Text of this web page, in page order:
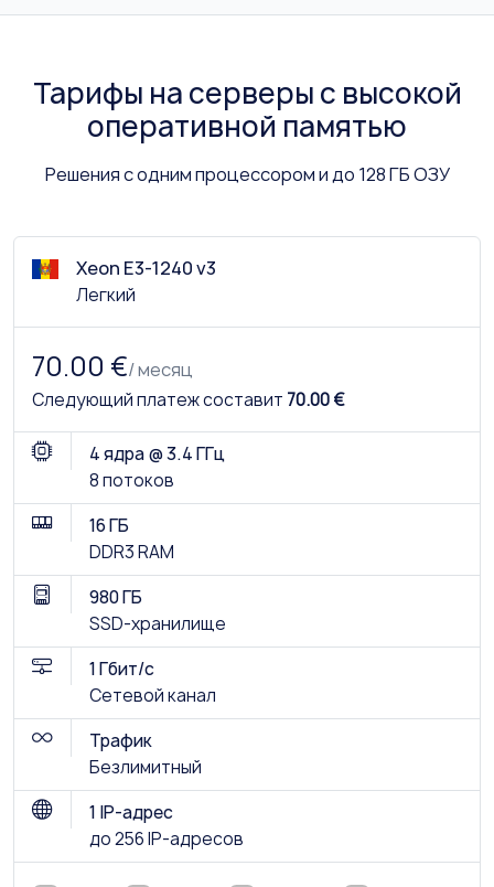
Тарифы на серверы с высокой
оперативной памятью
Решения с одним процессором и до 128 ГБ ОЗУ
Xeon E3-1240 v3
Легкий
70.00 €/ месяц
Следующий платеж составит 70.00 €
4 ядра @ 3.4 ГГц
8 потоков
16 ГБ
DDR3 RAM
980 ГБ
SSD-хранилище
1 Гбит/с
Сетевой канал
Трафик
Безлимитный
1 IP-адрес
до 256 IP-адресов